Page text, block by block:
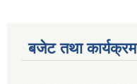
बजेट तथा कार्यक्रम